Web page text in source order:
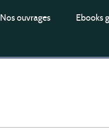
Nos ouvrages Ebooks